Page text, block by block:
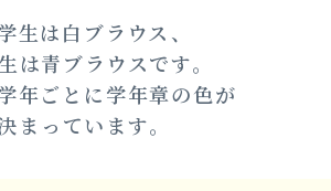
生は白ブラウス、
は青ブラウスです。
年ごとに学年章の色が
まっています。